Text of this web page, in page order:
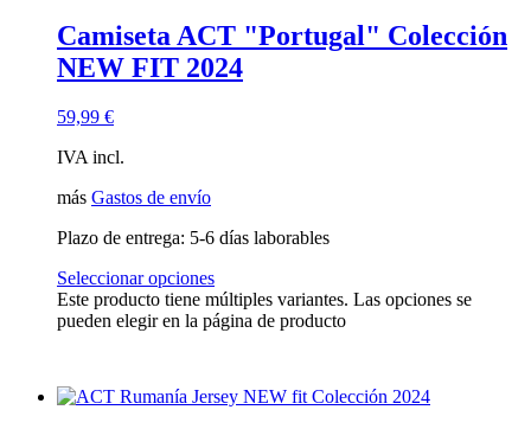
Camiseta ACT "Portugal" Colección
NEW FIT 2024
59,99 €
IVA incl.
más Gastos de envío
Plazo de entrega: 5-6 días laborables
Seleccionar opciones
Este producto tiene múltiples variantes. Las opciones se
pueden elegir en la página de producto